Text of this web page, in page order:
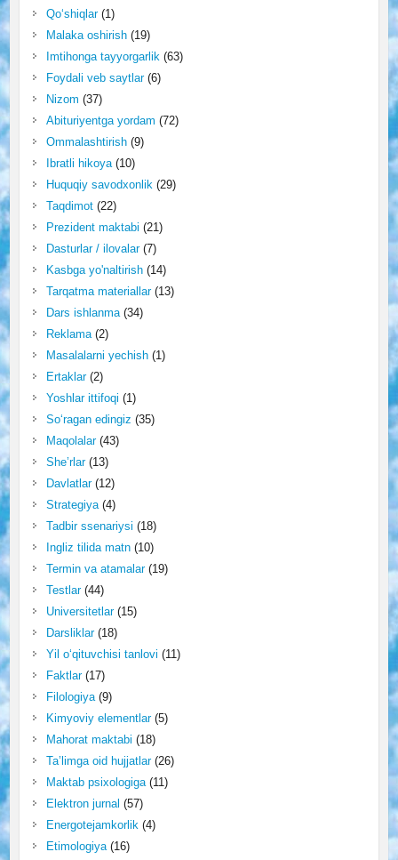
Qo‘shiqlar(1)
Malaka oshirish(19)
Imtihonga tayyorgarlik(63)
Foydali veb saytlar(6)
Nizom (37)
Abituriyentga yordam (72)
Ommalashtirish(9)
Ibratli hikoya(10)
Huquqiy savodxonlik(29)
Taqdimot(22)
Prezident maktabi (21)
Dasturlar / ilovalar(7)
Kasbga yo'naltirish(14)
Tarqatma materiallar(13)
Dars ishlanma(34)
Reklama(2)
Masalalarni yechish(1)
Ertaklar(2)
Yoshlar ittifoqi (1)
So‘ragan edingiz (35)
Maqolalar(43)
She’rlar(13)
Davlatlar(12)
Strategiya(4)
Tadbir ssenariysi (18)
Ingliz tilida matn(10)
Termin va atamalar(19)
Testlar(44)
Universitetlar(15)
Darsliklar(18)
Yil o‘qituvchisi tanlovi (11)
Faktlar(17)
Filologiya(9)
Kimyoviy elementlar(5)
Mahorat maktabi (18)
Ta’limga oid hujjatlar(26)
Maktab psixologiga(11)
Elektron jurnal (57)
Energotejamkorlik(4)
Etimologiya(16)